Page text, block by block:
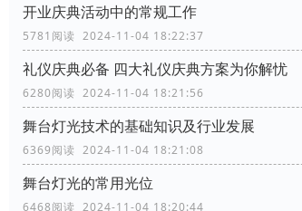
开业庆典活动中的常规工作
5781阅读 2024-11-04 18:22:37
礼仪庆典必备 四大礼仪庆典方案为你解忧
6280阅读 2024-11-04 18:21:56
舞台灯光技术的基础知识及行业发展
6369阅读 2024-11-04 18:21:08
舞台灯光的常用光位
6468阅读 2024-11-04 18:20:44